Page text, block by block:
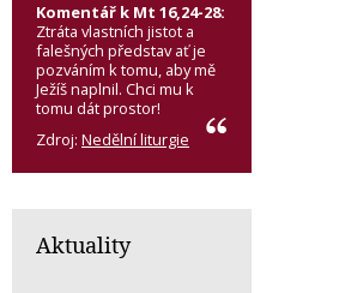
Komentář k Mt 16,24-28:
Ztráta vlastních jistot a
falešných představ ať je
pozváním k tomu, aby mě
Ježíš naplnil. Chci mu k
tomu dát prostor!
Zdroj: Nedělní liturgie
Aktuality